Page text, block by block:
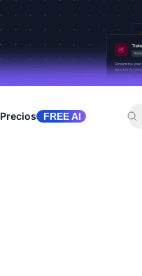
Precios FREE AI